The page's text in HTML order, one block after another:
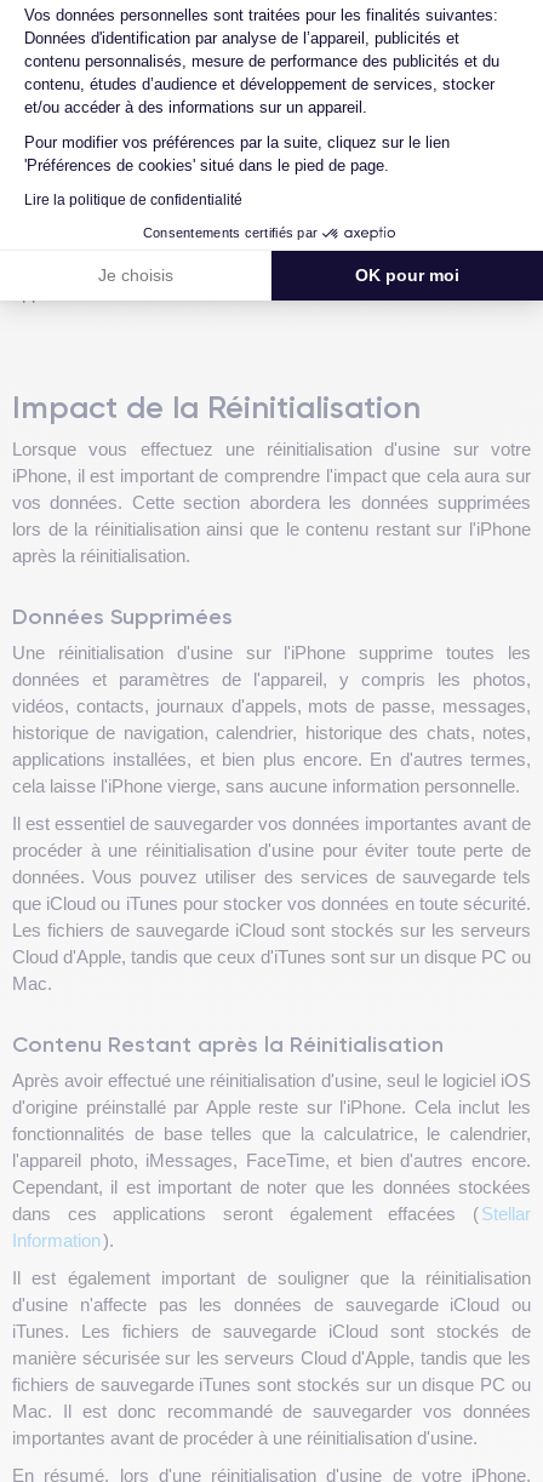
Vos données personnelles sont traitées pour les finalités suivantes:
Données d'identification par analyse de l’appareil, publicités et
contenu personnalisés, mesure de performance des publicités et du
contenu, études d’audience et développement de services, stocker
et/ou accéder à des informations sur un appareil.
Pour modifier vos préférences par la suite, cliquez sur le lien
'Préférences de cookies' situé dans le pied de page.
Lire la politique de confidentialité
Consentements certifiés par
Je choisis OK pour moi
Axeptio consent
Retrait de la Carte SIM
Avant de procéder à la réinitialisation, il est recommandé de
retirer la carte SIM de votre appareil. La carte SIM peut contenir
des informations importantes et vous pourriez souhaiter la
réutiliser dans un nouveau téléphone ou une nouvelle tablette.
réinitialisation de votre iPhone en toute tranquillité d'esprit, en
sachant que vos données sont sauvegardées en lieu sûr et que
votre carte SIM est prête à être utilisée dans votre prochain
Impact de la Réinitialisation
Lorsque vous effectuez une réinitialisation d'usine sur votre
iPhone, il est important de comprendre l'impact que cela aura sur
vos données. Cette section abordera les données supprimées
lors de la réinitialisation ainsi que le contenu restant sur l'iPhone
après la réinitialisation.
Données Supprimées
Une réinitialisation d'usine sur l'iPhone supprime toutes les
données et paramètres de l'appareil, y compris les photos,
vidéos, contacts, journaux d'appels, mots de passe, messages,
historique de navigation, calendrier, historique des chats, notes,
applications installées, et bien plus encore. En d'autres termes,
cela laisse l'iPhone vierge, sans aucune information personnelle.
Il est essentiel de sauvegarder vos données importantes avant de
procéder à une réinitialisation d'usine pour éviter toute perte de
données. Vous pouvez utiliser des services de sauvegarde tels
que iCloud ou iTunes pour stocker vos données en toute sécurité.
Les fichiers de sauvegarde iCloud sont stockés sur les serveurs
Cloud d'Apple, tandis que ceux d'iTunes sont sur un disque PC ou
Mac.
Contenu Restant après la Réinitialisation
Après avoir effectué une réinitialisation d'usine, seul le logiciel iOS
d'origine préinstallé par Apple reste sur l'iPhone. Cela inclut les
fonctionnalités de base telles que la calculatrice, le calendrier,
l'appareil photo, iMessages, FaceTime, et bien d'autres encore.
Cependant, il est important de noter que les données stockées
dans ces applications seront également effacées (Stellar
Information).
Il est également important de souligner que la réinitialisation
d'usine n'affecte pas les données de sauvegarde iCloud ou
iTunes. Les fichiers de sauvegarde iCloud sont stockés de
manière sécurisée sur les serveurs Cloud d'Apple, tandis que les
fichiers de sauvegarde iTunes sont stockés sur un disque PC ou
Mac. Il est donc recommandé de sauvegarder vos données
importantes avant de procéder à une réinitialisation d'usine.
En résumé, lors d'une réinitialisation d'usine de votre iPhone,